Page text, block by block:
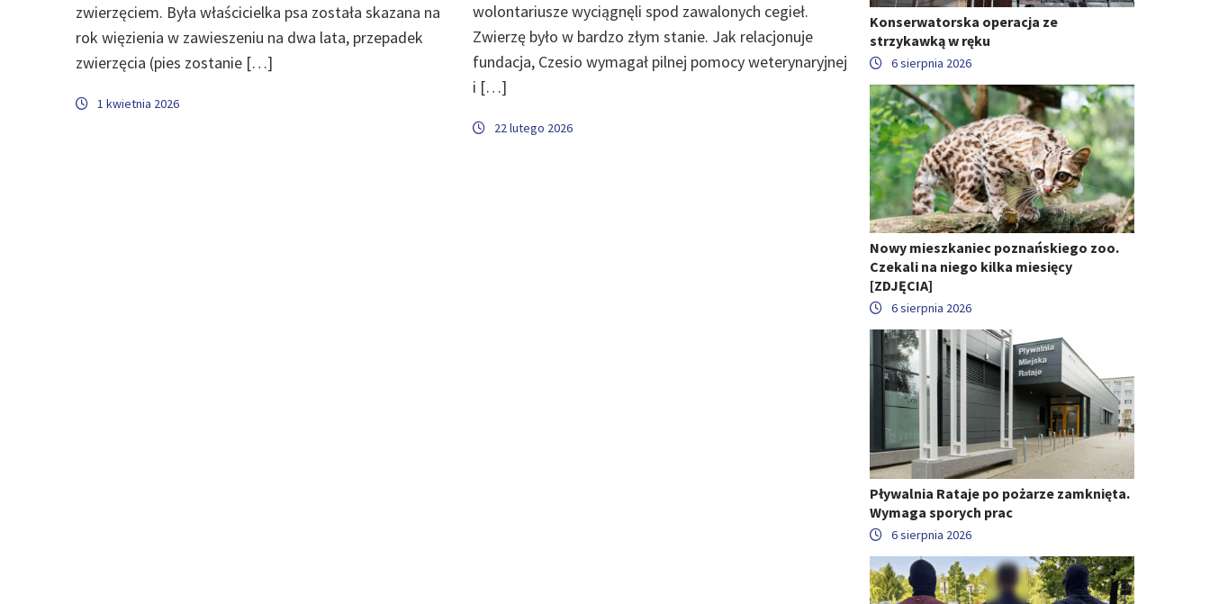
zwierzęciem. Była właścicielka psa została skazana na
rok więzienia w zawieszeniu na dwa lata, przepadek
zwierzęcia (pies zostanie […]
1 kwietnia 2026
wolontariusze wyciągnęli spod zawalonych cegieł.
Zwierzę było w bardzo złym stanie. Jak relacjonuje
fundacja, Czesio wymagał pilnej pomocy weterynaryjnej
i […]
22 lutego 2026
Konserwatorska operacja ze
strzykawką w ręku
6 sierpnia 2026
Nowy mieszkaniec poznańskiego zoo.
Czekali na niego kilka miesięcy
[ZDJĘCIA]
6 sierpnia 2026
Pływalnia Rataje po pożarze zamknięta.
Wymaga sporych prac
6 sierpnia 2026